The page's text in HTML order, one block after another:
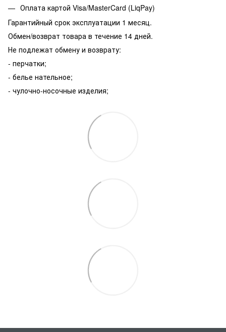
Оплата картой Visa/MasterCard (LiqPay)
Гарантийный срок эксплуатации 1 месяц.
Обмен/возврат товара в течение 14 дней.
Не подлежат обмену и возврату:
- перчатки;
- белье нательное;
- чулочно-носочные изделия;